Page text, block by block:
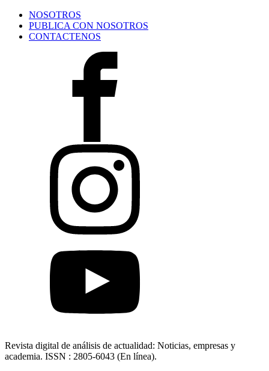
NOSOTROS
PUBLICA CON NOSOTROS
CONTACTENOS
Revista digital de análisis de actualidad: Noticias, empresas y
academia. ISSN : 2805-6043 (En línea).